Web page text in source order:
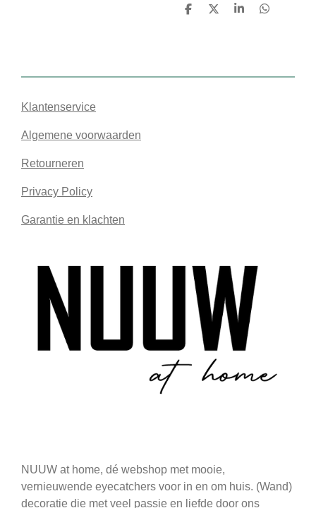
D
D
S
D
Klantenservice
Algemene voorwaarden
Retourneren
Privacy Policy
Garantie en klachten
NUUW at home, dé webshop met mooie,
vernieuwende eyecatchers voor in en om huis. (Wand)
decoratie die met veel passie en liefde door ons